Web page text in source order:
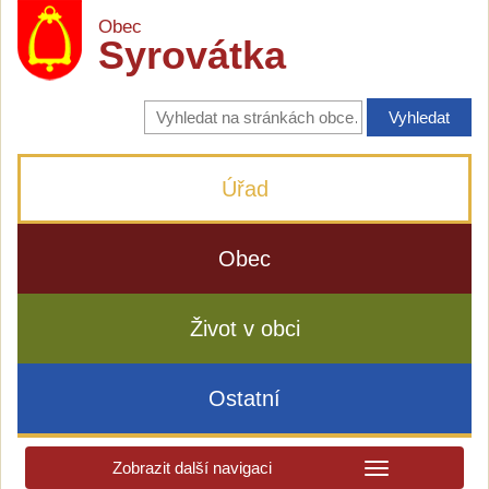
Obec
Syrovátka
Vyhledávání
na
stránkách
Úřad
Obec
Život v obci
Ostatní
Zobrazit další navigaci